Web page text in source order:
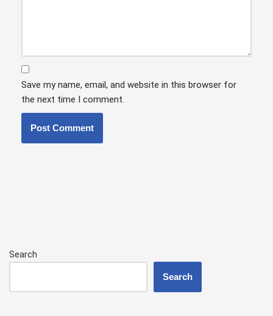
Save my name, email, and website in this browser for
the next time I comment.
Search
Search